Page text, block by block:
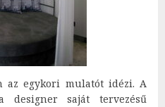
az egykori mulatót idézi. A
designer saját tervezésű